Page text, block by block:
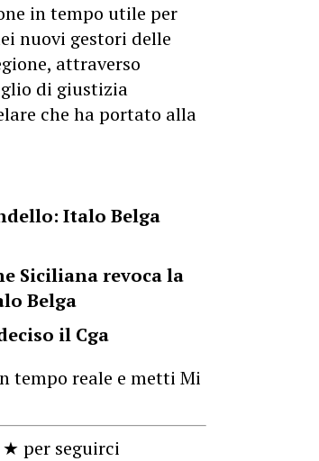
in tempo utile per
nuovi gestori delle
attraverso
di giustizia
che ha portato alla
Italo Belga
Siciliana revoca la
Belga
il Cga
tempo reale e metti Mi
per seguirci